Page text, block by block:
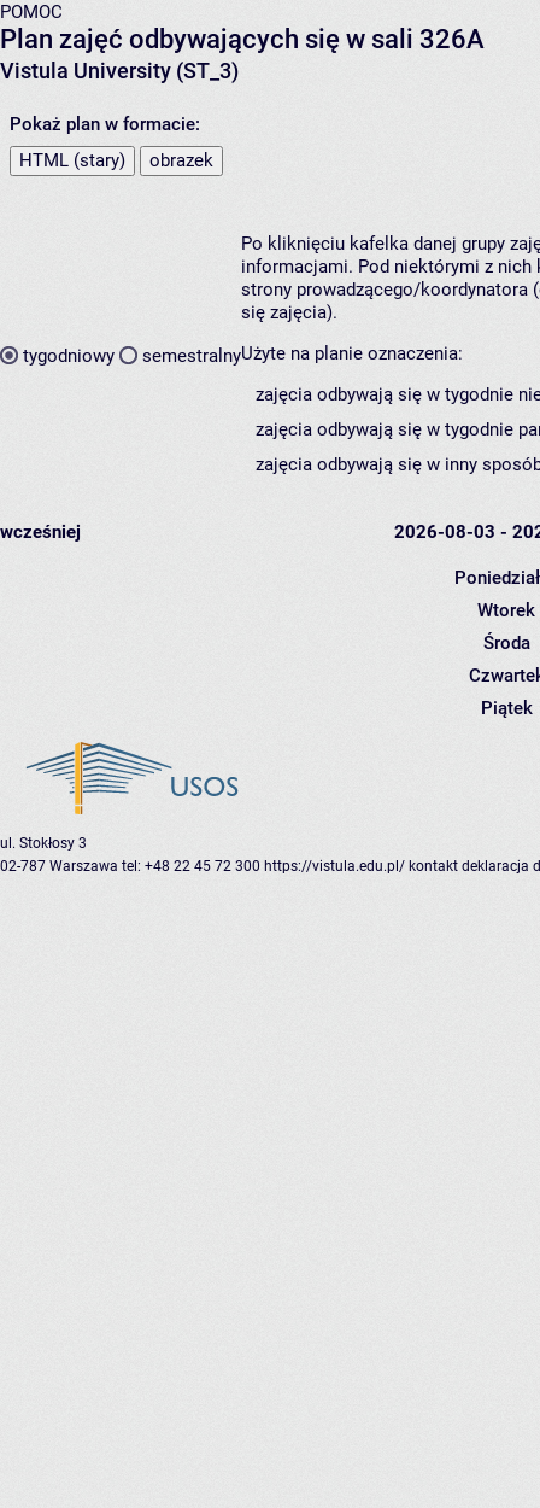
POMOC
Plan zajęć odbywających się w sali 326A
Vistula University (ST_3)
Pokaż plan w formacie:
HTML (stary)
obrazek
tygodniowy semestralny
Po kliknięciu kafelka danej grupy
informacjami. Pod niektórymi z nich
strony prowadzącego/koordynatora
się zajęcia).
Użyte na planie oznaczenia:
zajęcia odbywają się w tygodnie
zajęcia odbywają się w tygodnie
zajęcia odbywają się w inny
wcześniej 2026-08-03 -
Wtorek
Środa
Piątek
ul. Stokłosy 3
02-787 Warszawa tel: +48 22 45 72 300 https://vistula.edu.pl/ kontakt deklaracja